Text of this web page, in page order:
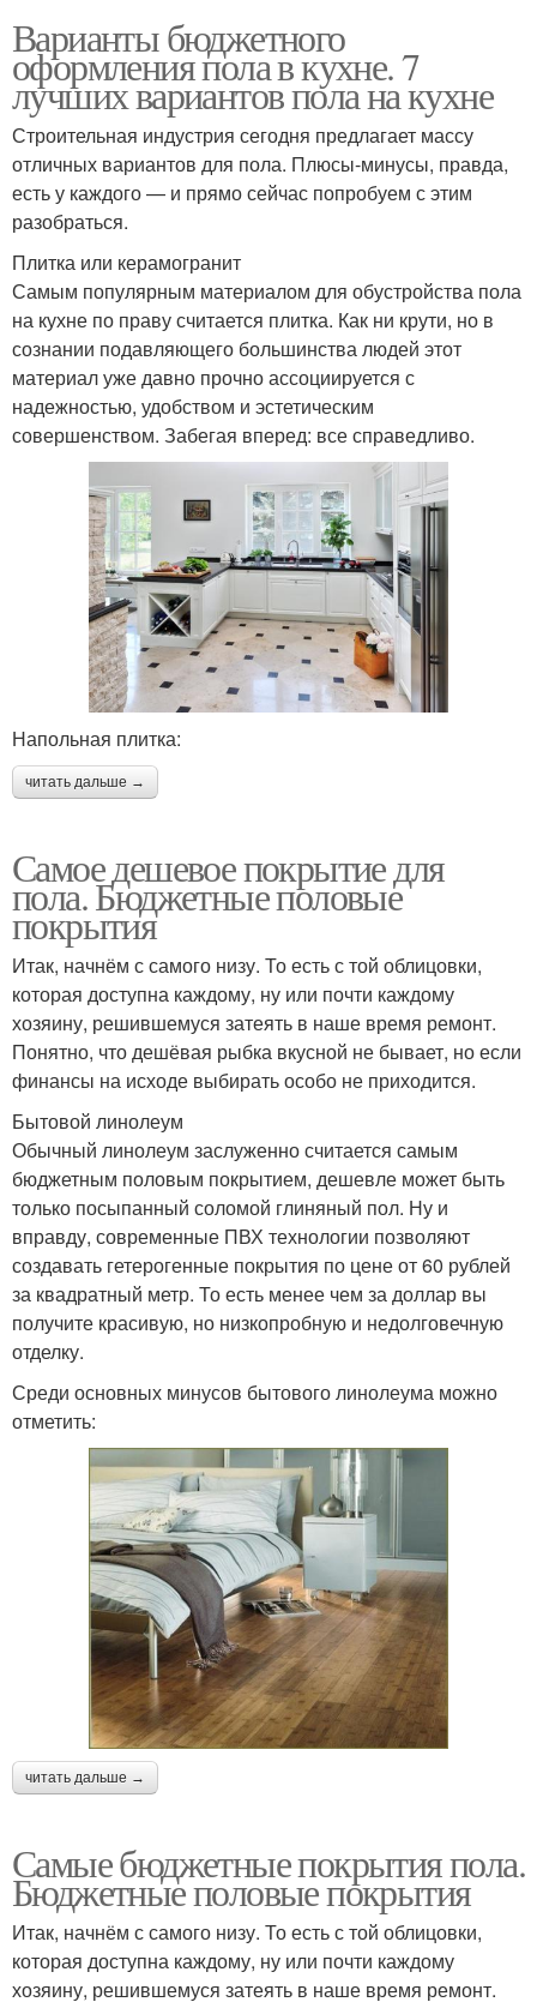
Варианты бюджетного
оформления пола в кухне. 7
лучших вариантов пола на кухне
Строительная индустрия сегодня предлагает массу
отличных вариантов для пола. Плюсы-минусы, правда,
есть у каждого — и прямо сейчас попробуем с этим
разобраться.
Плитка или керамогранит
Самым популярным материалом для обустройства пола
на кухне по праву считается плитка. Как ни крути, но в
сознании подавляющего большинства людей этот
материал уже давно прочно ассоциируется с
надежностью, удобством и эстетическим
совершенством. Забегая вперед: все справедливо.
Напольная плитка:
читать дальше →
Самое дешевое покрытие для
пола. Бюджетные половые
покрытия
Итак, начнём с самого низу. То есть с той облицовки,
которая доступна каждому, ну или почти каждому
хозяину, решившемуся затеять в наше время ремонт.
Понятно, что дешёвая рыбка вкусной не бывает, но если
финансы на исходе выбирать особо не приходится.
Бытовой линолеум
Обычный линолеум заслуженно считается самым
бюджетным половым покрытием, дешевле может быть
только посыпанный соломой глиняный пол. Ну и
вправду, современные ПВХ технологии позволяют
создавать гетерогенные покрытия по цене от 60 рублей
за квадратный метр. То есть менее чем за доллар вы
получите красивую, но низкопробную и недолговечную
отделку.
Среди основных минусов бытового линолеума можно
отметить:
читать дальше →
Самые бюджетные покрытия пола.
Бюджетные половые покрытия
Итак, начнём с самого низу. То есть с той облицовки,
которая доступна каждому, ну или почти каждому
хозяину, решившемуся затеять в наше время ремонт.